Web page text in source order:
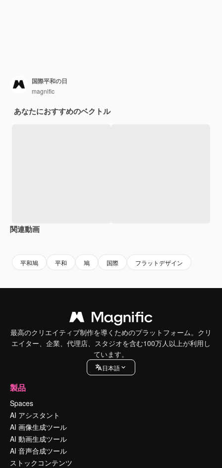
国際平和の日
magnific
あなたにおすすめのベクトル
関連動画
平和鳩 平和 鳩 国際 フラットデザイン
最高のクリエイティブ制作を導くためのプラットフォーム。クリ
エイター、企業、代理店、スタジオを含む100万人以上が利用し
ています。
日本語
製品
Spaces
AI アシスタント
AI 画像生成ツール
AI 動画生成ツール
AI 音声合成ツール
ストックコンテンツ